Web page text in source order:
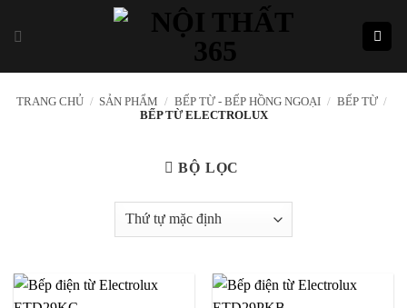
TRANG CHỦ / SẢN PHẨM / BẾP TỪ - BẾP HỒNG NGOẠI / BẾP TỪ /
BẾP TỪ ELECTROLUX
BỘ LỌC